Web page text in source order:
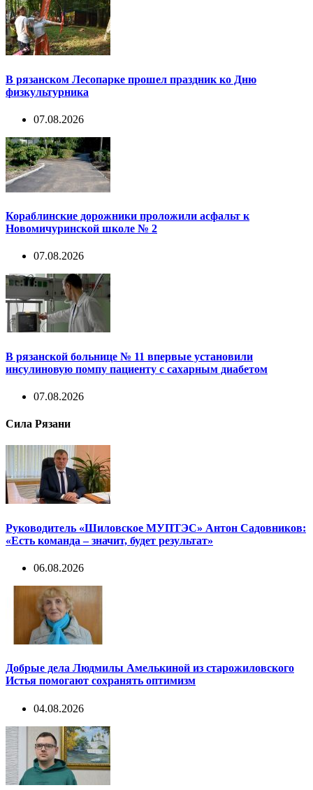
В рязанском Лесопарке прошел праздник ко Дню
физкультурника
07.08.2026
Кораблинские дорожники проложили асфальт к
Новомичуринской школе № 2
07.08.2026
В рязанской больнице № 11 впервые установили
инсулиновую помпу пациенту с сахарным диабетом
07.08.2026
Сила Рязани
Руководитель «Шиловское МУПТЭС» Антон Садовников:
«Есть команда – значит, будет результат»
06.08.2026
Добрые дела Людмилы Амелькиной из старожиловского
Истья помогают сохранять оптимизм
04.08.2026